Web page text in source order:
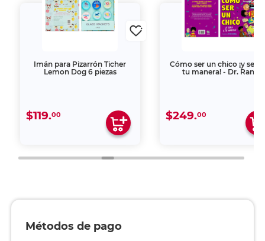
Imán para Pizarrón Ticher
Lemon Dog 6 piezas
$119.00
Cómo ser un chico ¡y serlo
tu manera! - Dr. Ranj
$249.00
Métodos de pago